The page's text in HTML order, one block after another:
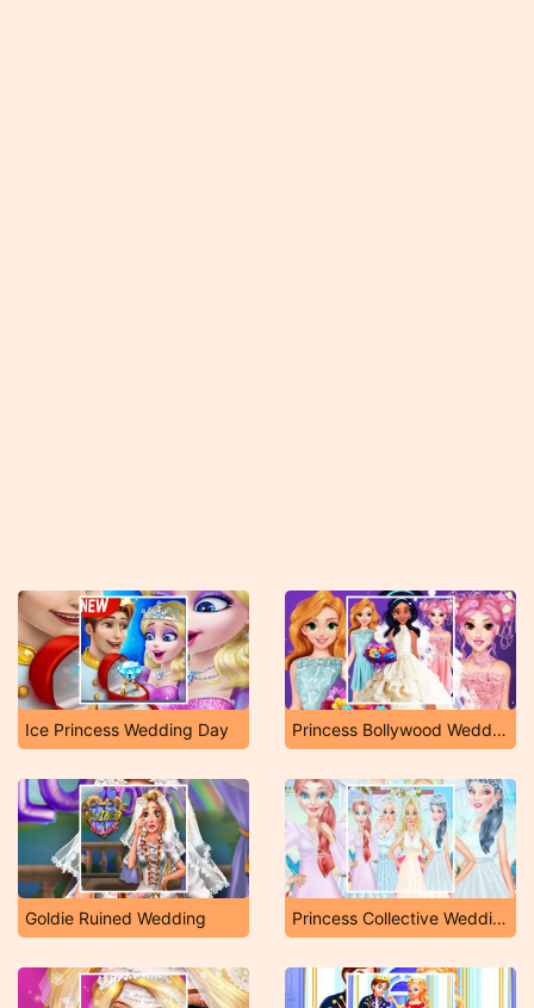
Ice Princess Wedding Day Princess Bollywood Wedding Planner
Goldie Ruined Wedding Princess Collective Wedding